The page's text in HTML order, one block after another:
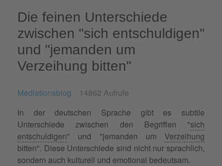
Die feinen Unterschiede
zwischen "sich entschuldigen"
und "jemanden um
Verzeihung bitten"
Mediationsblog
14862 Aufrufe
In der deutschen Sprache gibt es subtile
Unterschiede zwischen den Begriffen "sich
entschuldigen" und "jemanden um Verzeihung
bitten". Diese Unterschiede sind nicht nur sprachlich,
sondern auch kulturell und emotional bedeutsam.